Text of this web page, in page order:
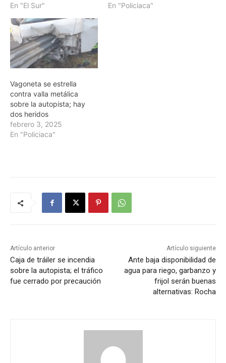
En "El Sur"
En "Policiaca"
Vagoneta se estrella
contra valla metálica
sobre la autopista; hay
dos heridos
febrero 3, 2025
En "Policiaca"
Artículo anterior
Caja de tráiler se incendia
sobre la autopista; el tráfico
fue cerrado por precaución
Artículo siguiente
Ante baja disponibilidad de
agua para riego, garbanzo y
frijol serán buenas
alternativas: Rocha